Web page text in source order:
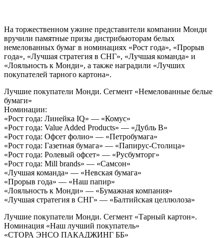
На торжественном ужине представители компании Монди
вручили памятные призы дистрибьюторам белых
немелованных бумаг в номинациях «Рост года», «Прорыв
года», «Лучшая стратегия в СНГ», «Лучшая команда» и
«Лояльность к Монди», а также наградили «Лучших
покупателей тарного картона».
Лучшие покупатели Монди. Сегмент «Немелованные белые
бумаги»
Номинации:
«Рост года: Линейка IQ» — «Комус»
«Рост года: Value Added Products» — «Дубль В»
«Рост года: Офсет фолио» — «Петробумага»
«Рост года: Газетная бумага» — «Папирус-Столица»
«Рост года: Ролевый офсет» — «Русбумторг»
«Рост года: Mill brands» — «Самсон»
«Лучшая команда» — «Невская бумага»
«Прорыв года» — «Наш папир»
«Лояльность к Монди» — «Бумажная компания»
«Лучшая стратегия в СНГ» — «Балтийская целлюлоза»
Лучшие покупатели Монди. Сегмент «Тарный картон».
Номинация «Наш лучший покупатель»
«СТОРА ЭНСО ПАКАДЖИНГ ББ»